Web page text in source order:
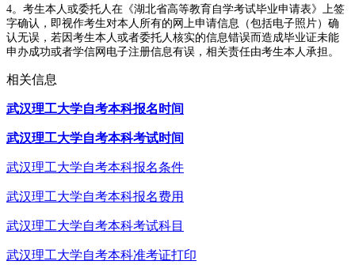
4。考生本人或委托人在《湖北省高等教育自学考试毕业申请表》上签
字确认，即视作考生对本人所有的网上申请信息（包括电子照片）确
认无误，若因考生本人或者委托人核实的信息错误而造成毕业证未能
申办成功或者学信网电子注册信息有误，相关责任由考生本人承担。
相关信息
武汉理工大学自考本科报名时间
武汉理工大学自考本科考试时间
武汉理工大学自考本科报名条件
武汉理工大学自考本科报名费用
武汉理工大学自考本科考试科目
武汉理工大学自考本科准考证打印